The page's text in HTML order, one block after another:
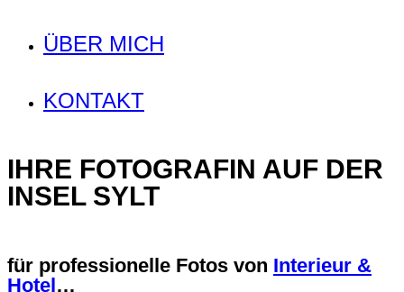
ÜBER MICH
KONTAKT
IHRE FOTOGRAFIN AUF DER
INSEL SYLT
für professionelle Fotos von Interieur &
Hotel …